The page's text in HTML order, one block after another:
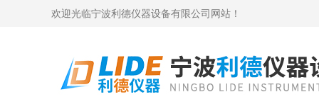
欢迎光临宁波利德仪器设备有限公司网站！